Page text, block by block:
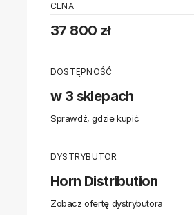
CENA
37 800 zł
DOSTĘPNOŚĆ
w 3 sklepach
Sprawdź, gdzie kupić
DYSTRYBUTOR
Horn Distribution
Zobacz ofertę dystrybutora